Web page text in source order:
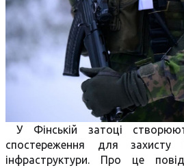
У Фінській затоці
спостереження для захисту
інфраструктури. Про це